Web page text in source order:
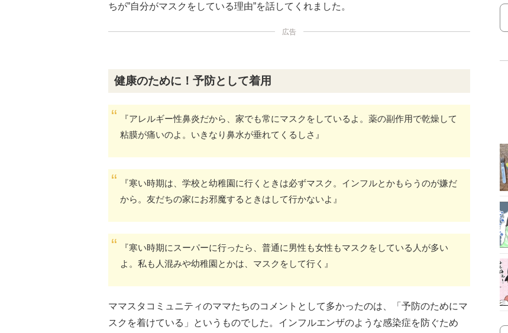
ちが”自分がマスクをしている理由”を話してくれました。
広告
健康のために！予防として着用
『アレルギー性鼻炎だから、家でも常にマスクをしているよ。薬の副作用で乾燥して
粘膜が痛いのよ。いきなり鼻水が垂れてくるしさ』
『寒い時期は、学校と幼稚園に行くときは必ずマスク。インフルとかもらうのが嫌だ
から。友だちの家にお邪魔するときはして行かないよ』
『寒い時期にスーパーに行ったら、普通に男性も女性もマスクをしている人が多い
よ。私も人混みや幼稚園とかは、マスクをして行く』
ママスタコミュニティのママたちのコメントとして多かったのは、「予防のためにマ
スクを着けている」というものでした。インフルエンザのような感染症を防ぐため